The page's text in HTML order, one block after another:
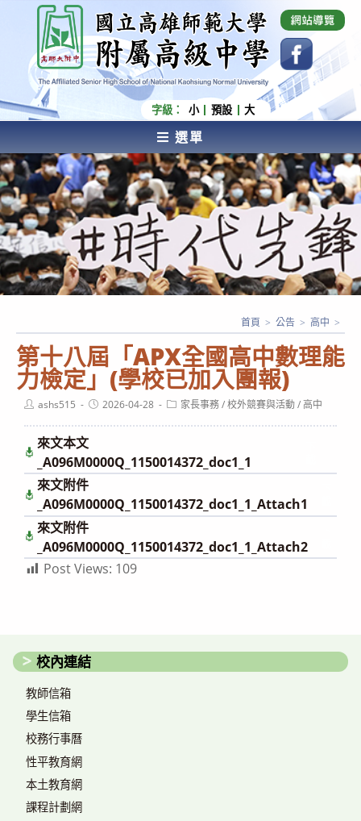
內
容
國立高雄師範大學附屬高級中學 Affiliated Senior
High School of National Kaohsiung Normal
University
字級： 小 預設 大
選單
AFFILIATED SENIOR HIGH SCHOOL OF NATIONAL
KAOHSIUNG NORMAL UNIVERSITY
第十八屆「APX全國高中數理能
力檢定」(學校已加入團報)
首頁 > 公告 > 高中 >
Postashs515
Post2026-04-28
Post家長事務/校外競賽與活動/高中
來文本文
_A096M0000Q_1150014372_doc1_1
來文附件
_A096M0000Q_1150014372_doc1_1_Attach1
來文附件
_A096M0000Q_1150014372_doc1_1_Attach2
Post Views: 109
校內連結
教師信箱
學生信箱
校務行事曆
性平教育網
本土教育網
課程計劃網